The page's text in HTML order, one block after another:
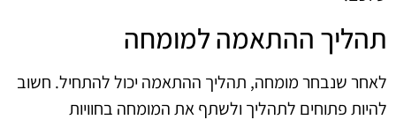
תהליך ההתאמה למומחה
לאחר שנבחר מומחה, תהליך ההתאמה יכול להתחיל. חשוב
להיות פתוחים לתהליך ולשתף את המומחה בחוויות